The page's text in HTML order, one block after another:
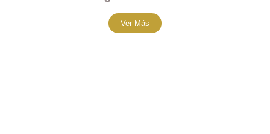
Ver Más